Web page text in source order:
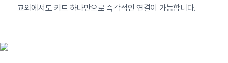
교외에서도 키트 하나만으로 즉각적인 연결이 가능합니다.